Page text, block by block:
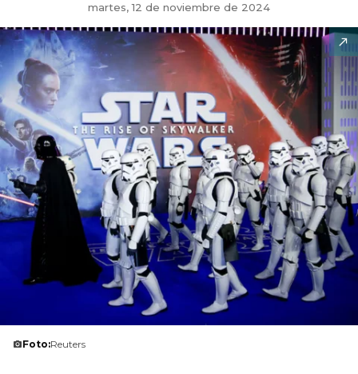
martes, 12 de noviembre de 2024
Foto:Reuters